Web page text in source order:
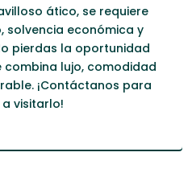
ático, se requiere
solvencia económica y
pierdas la oportunidad
combina lujo, comodidad
¡Contáctanos para
visitarlo!